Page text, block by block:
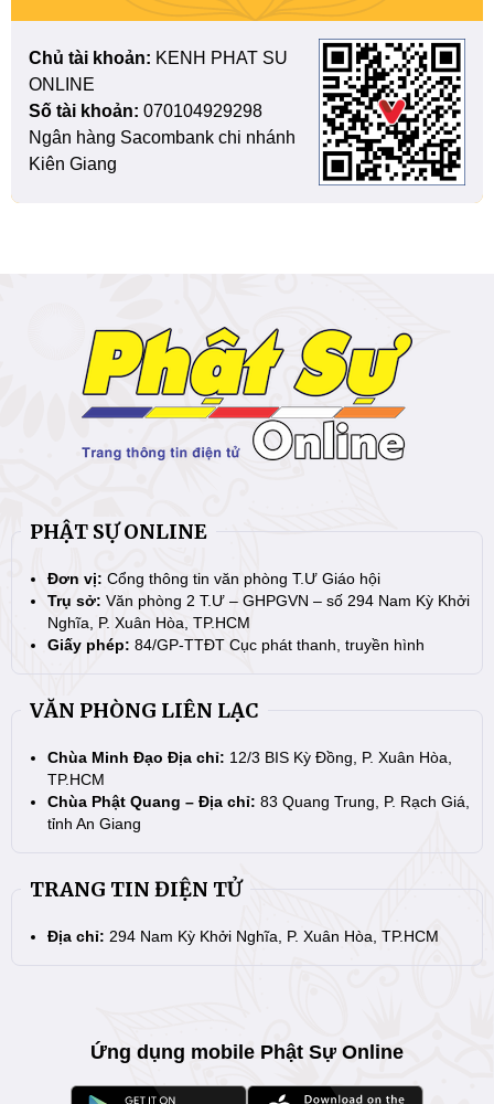
Chủ tài khoản: KENH PHAT SU
ONLINE
Số tài khoản: 070104929298
Ngân hàng Sacombank chi nhánh
Kiên Giang
PHẬT SỰ ONLINE
Đơn vị: Cổng thông tin văn phòng T.Ư Giáo hội
Trụ sở: Văn phòng 2 T.Ư – GHPGVN – số 294 Nam Kỳ Khởi
Nghĩa, P. Xuân Hòa, TP.HCM
Giấy phép: 84/GP-TTĐT Cục phát thanh, truyền hình
VĂN PHÒNG LIÊN LẠC
Chùa Minh Đạo Địa chỉ: 12/3 BIS Kỳ Đồng, P. Xuân Hòa,
TP.HCM
Chùa Phật Quang – Địa chỉ: 83 Quang Trung, P. Rạch Giá,
tỉnh An Giang
TRANG TIN ĐIỆN TỬ
Địa chỉ: 294 Nam Kỳ Khởi Nghĩa, P. Xuân Hòa, TP.HCM
Ứng dụng mobile Phật Sự Online